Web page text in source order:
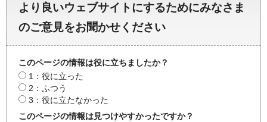
より良いウェブサイトにするためにみなさま
のご意見をお聞かせください
このページの情報は役に立ちましたか？
1：役に立った
2：ふつう
3：役に立たなかった
このページの情報は見つけやすかったですか？